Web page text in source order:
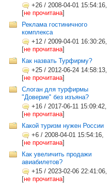
+26 / 2008-04-01 15:54:16,
[не прочитана]
Реклама гостиничного
комплекса
+12 / 2009-04-01 16:30:26,
[не прочитана]
Как назвать Турфирму?
+25 / 2012-06-24 14:58:13,
[не прочитана]
Слоган для турфирмы
"Доверие" без изъяна?
+16 / 2017-06-11 15:09:42,
[не прочитана]
Какой туризм нужен России
+6 / 2008-04-01 15:54:16,
[не прочитана]
Как увеличить продажи
авиабилетов?
+15 / 2023-02-06 22:41:06,
[не прочитана]